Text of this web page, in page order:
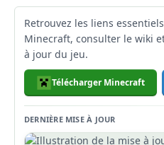
Retrouvez les liens
Minecraft, consulter le wiki
à jour du jeu.
Télécharger Minecraft
DERNIÈRE MISE À JOUR